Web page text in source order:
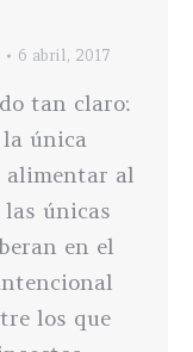
6 abril, 2017
tan claro:
única
alimentar al
únicas
en el
los que